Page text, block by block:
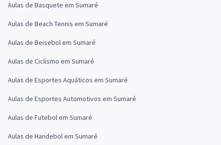
Aulas de Basquete em Sumaré
Aulas de Beach Tennis em Sumaré
Aulas de Beisebol em Sumaré
Aulas de Ciclismo em Sumaré
Aulas de Esportes Aquáticos em Sumaré
Aulas de Esportes Automotivos em Sumaré
Aulas de Futebol em Sumaré
Aulas de Handebol em Sumaré